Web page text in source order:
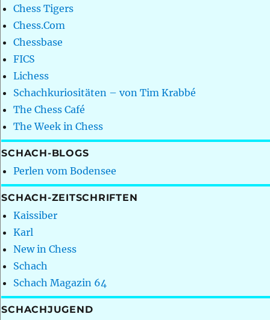
Chess Tigers
Chess.Com
Chessbase
FICS
Lichess
Schachkuriositäten – von Tim Krabbé
The Chess Café
The Week in Chess
SCHACH-BLOGS
Perlen vom Bodensee
SCHACH-ZEITSCHRIFTEN
Kaissiber
Karl
New in Chess
Schach
Schach Magazin 64
SCHACHJUGEND